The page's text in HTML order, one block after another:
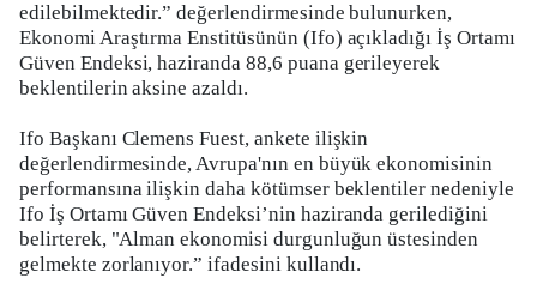
edilebilmektedir.” değerlendirmesinde bulunurken,
Ekonomi Araştırma Enstitüsünün (Ifo) açıkladığı İş Ortamı
Güven Endeksi, haziranda 88,6 puana gerileyerek
beklentilerin aksine azaldı.
Ifo Başkanı Clemens Fuest, ankete ilişkin
değerlendirmesinde, Avrupa'nın en büyük ekonomisinin
performansına ilişkin daha kötümser beklentiler nedeniyle
Ifo İş Ortamı Güven Endeksi’nin haziranda gerilediğini
belirterek, "Alman ekonomisi durgunluğun üstesinden
gelmekte zorlanıyor.” ifadesini kullandı.